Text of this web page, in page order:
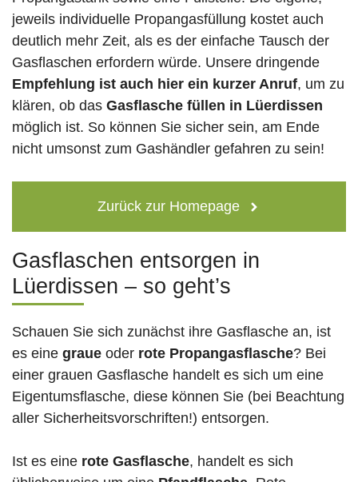
jeweils individuelle Propangasfüllung kostet auch
deutlich mehr Zeit, als es der einfache Tausch der
Gasflaschen erfordern würde. Unsere dringende
Empfehlung ist auch hier ein kurzer Anruf, um zu
klären, ob das Gasflasche füllen in Lüerdissen
möglich ist. So können Sie sicher sein, am Ende
nicht umsonst zum Gashändler gefahren zu sein!
Zurück zur Homepage
Gasflaschen entsorgen in
Lüerdissen – so geht’s
Schauen Sie sich zunächst ihre Gasflasche an, ist
es eine graue oder rote Propangasflasche? Bei
einer grauen Gasflasche handelt es sich um eine
Eigentumsflasche, diese können Sie (bei Beachtung
aller Sicherheitsvorschriften!) entsorgen.
Ist es eine rote Gasflasche, handelt es sich